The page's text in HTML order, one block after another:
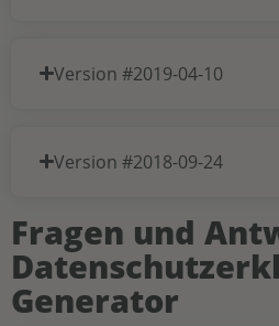
Version #2019-04-10
Version #2018-09-24
Fragen und
Generator